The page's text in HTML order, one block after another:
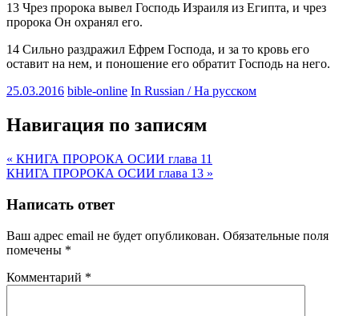
13 Чрез пророка вывел Господь Израиля из Египта, и чрез
пророка Он охранял его.
14 Сильно раздражил Ефрем Господа, и за то кровь его
оставит на нем, и поношение его обратит Господь на него.
25.03.2016 bible-online In Russian / На русском
Навигация по записям
« КНИГА ПРОРОКА ОСИИ глава 11
КНИГА ПРОРОКА ОСИИ глава 13 »
Написать ответ
Ваш адрес email не будет опубликован. Обязательные поля
помечены *
Комментарий *